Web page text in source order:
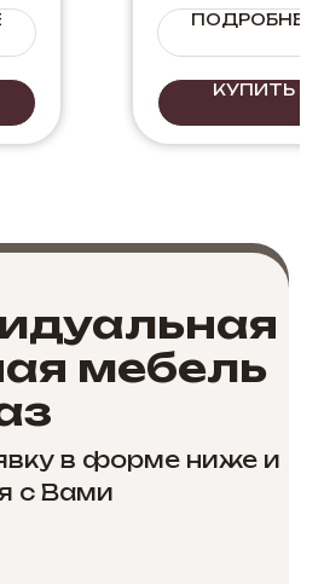
ПОДРОБНЕЕ
КУПИТЬ
в форме ниже и
с Вами
мебель